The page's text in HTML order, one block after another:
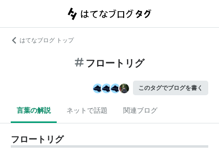
はてなブログ トップ
フロートリグ
このタグでブログを書く
言葉の解説 ネットで話題 関連ブログ
フロートリグ